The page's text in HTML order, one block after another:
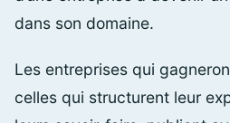
dans son domaine.
Les entreprises qui
celles qui structurent leur